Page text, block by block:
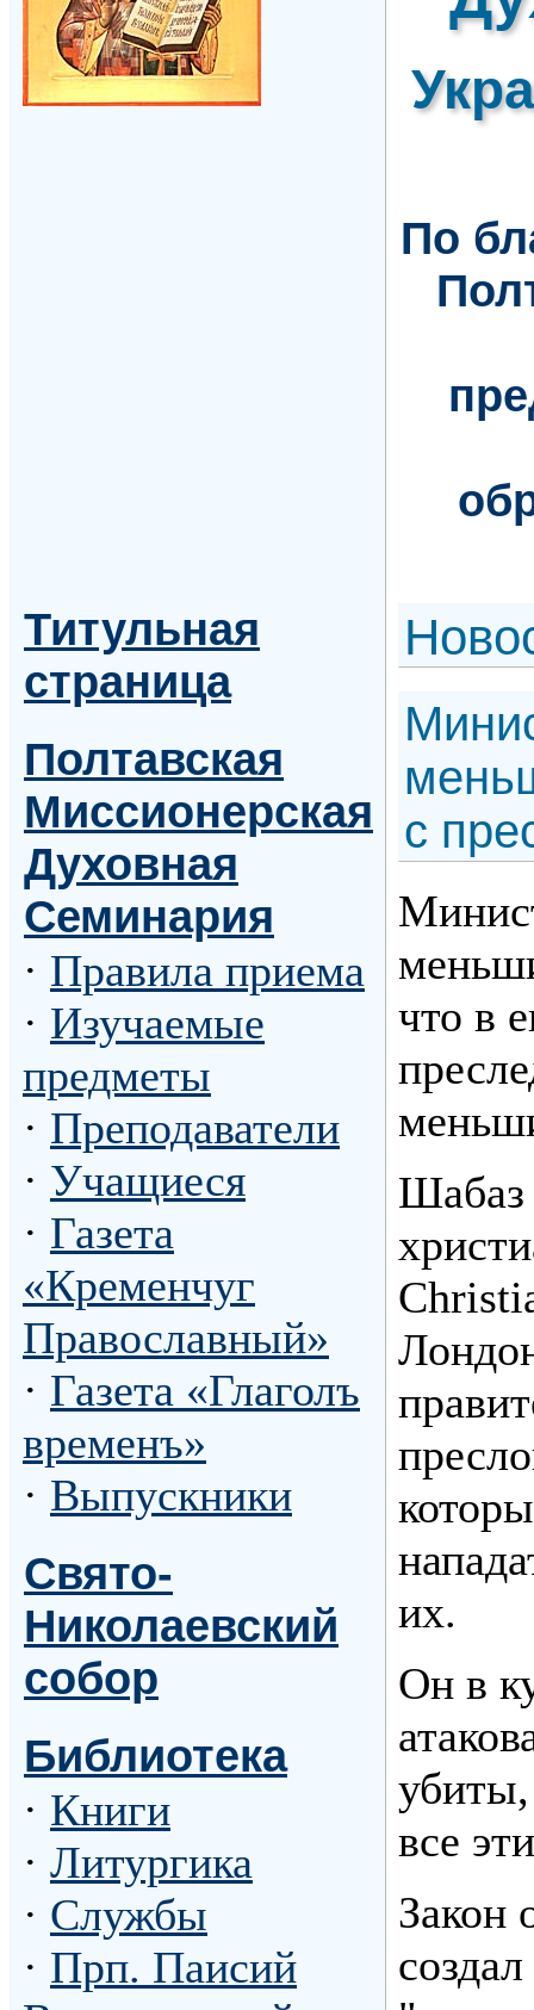
По
Титульная
страница
Полтавская
Миссионерская
Духовная
Семинария
· Правила приема
· Изучаемые
предметы
· Преподаватели
· Учащиеся
· Газета
«Кременчуг
Православный»
· Газета «Глаголъ
временъ»
· Выпускники
Свято-
Николаевский
собор
Библиотека
· Книги
· Литургика
· Службы
· Прп. Паисий
Н
с
что в
Шабаз
их.
Он в
убиты,
все
Закон